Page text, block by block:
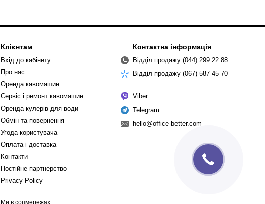
Клієнтам
Вхід до кабінету
Про нас
Оренда кавомашин
Сервіс і ремонт кавомашин
Оренда кулерів для води
Обмін та повернення
Угода користувача
Оплата і доставка
Контакти
Постійне партнерство
Privacy Policy
Ми в соцмережах
Контактна інформація
Відділ продажу (044) 299 22 88
Відділ продажу (067) 587 45 70
Viber
Telegram
hello@office-better.com